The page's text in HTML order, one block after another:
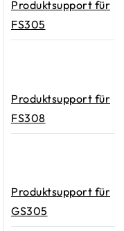
Produktsupport für
FS305
Produktsupport für
FS308
Produktsupport für
GS305